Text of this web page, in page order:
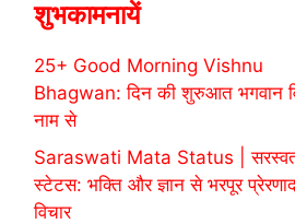
शुभकामनायें
25+ Good Morning Vishnu
Bhagwan: दिन की शुरुआत भगवान
नाम से
Saraswati Mata Status |
स्टेटस: भक्ति और ज्ञान से भरपूर
विचार